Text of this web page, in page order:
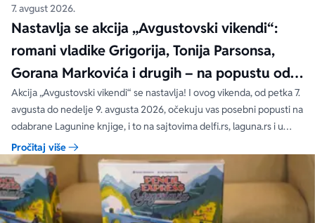
7. avgust 2026.
Nastavlja se akcija „Avgustovski vikendi“:
romani vladike Grigorija, Tonija Parsonsa,
Gorana Markovića i drugih – na popustu od
čak 40, 50 i 60%
Akcija „Avgustovski vikendi“ se nastavlja! I ovog vikenda, od petka 7.
avgusta do nedelje 9. avgusta 2026, očekuju vas posebni popusti na
odabrane Lagunine knjige, i to na sajtovima delfi.rs, laguna.rs i u
svim Delfi knjižarama.
Pročitaj više